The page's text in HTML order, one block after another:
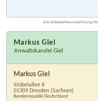
Die Anbieterkennzeichnung
Markus Giel
Anwaltskanzlei Giel
Markus Giel
Stübelallee 6
01309 Dresden (Sachsen)
Bundesrepublik Deutschland